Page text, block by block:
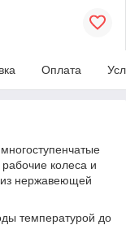
Оплата
колеса и
нержавеющей
температурой до